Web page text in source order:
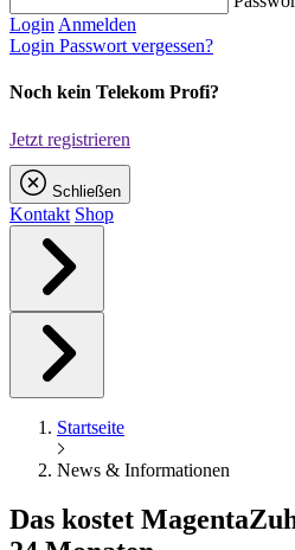
Login Anmelden
Login Passwort vergessen?
Noch kein Telekom Profi?
Jetzt registrieren
Schließen
Kontakt Shop
Startseite
News & Informationen
Das kostet Magenta